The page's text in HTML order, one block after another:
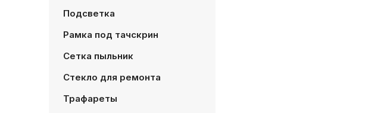
Подсветка
Рамка под тачскрин
Сетка пыльник
Стекло для ремонта
Трафареты